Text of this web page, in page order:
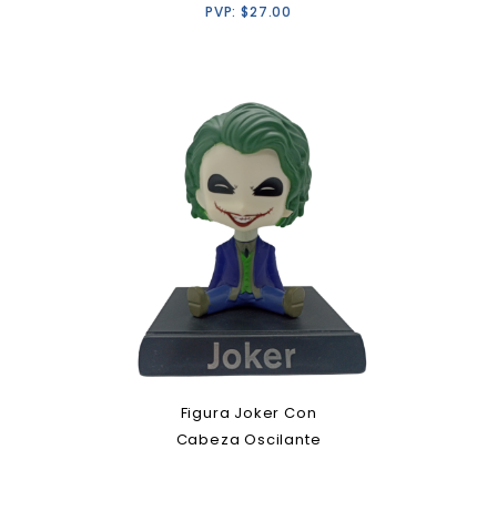
PVP:$27.00
Figura Joker Con
Cabeza Oscilante